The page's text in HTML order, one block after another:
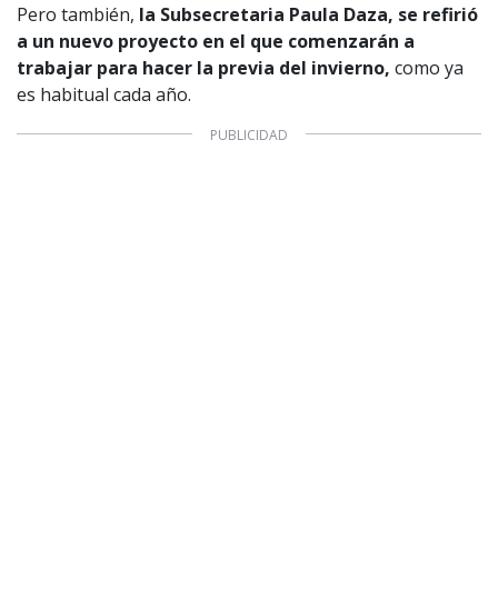
Pero también, la Subsecretaria Paula Daza, se refirió
a un nuevo proyecto en el que comenzarán a
trabajar para hacer la previa del invierno, como ya
es habitual cada año.